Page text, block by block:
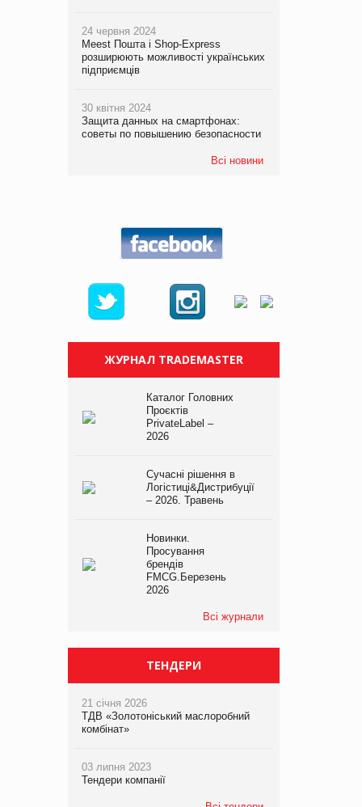
24 червня 2024
Meest Пошта і Shop-Express
розширюють можливості українських
підприємців
30 квітня 2024
Защита данных на смартфонах:
советы по повышению безопасности
Всі новини
ЖУРНАЛ TRADEMASTER
Каталог Головних
Проєктів
PrivateLabel –
2026
Сучасні рішення в
Логістиці&Дистрибуції
– 2026. Травень
Новинки.
Просування
брендів
FMCG.Березень
2026
Всі журнали
ТЕНДЕРИ
21 січня 2026
ТДВ «Золотоніський маслоробний
комбінат»
03 липня 2023
Тендери компанії